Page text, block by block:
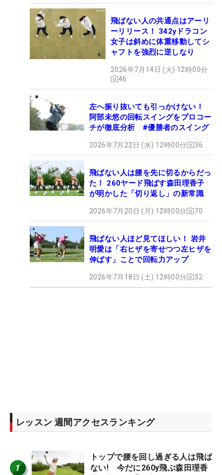
飛ばない人の共通点はアーリ
ーリリース！ 342yドラコン
女子は斜めに体重移動してシ
ャフトを強烈に逆しなり
2026年7月14日 (火) 12時00分
46
左へ振り抜いても引っかけない！
阿部未悠の回転スイングをプロコー
チが徹底分析 #優勝者のスイング
2026年7月22日 (水) 12時00分 36
飛ばない人は腰を先に切るからだっ
た！ 260ヤード飛ばす森田理香子
が明かした「切り返し」の新常識
2026年7月20日 (月) 12時00分 70
飛ばない人ほど見てほしい！ 岩井
明愛は「右ヒザを寄せつつ左ヒザを
伸ばす」ことで回転力アップ
2026年7月18日 (土) 12時00分 32
レッスン 週間アクセスランキング
1
トップで腰を回し過ぎる人は飛ば
ない! 今だに260y飛ぶ森田理香